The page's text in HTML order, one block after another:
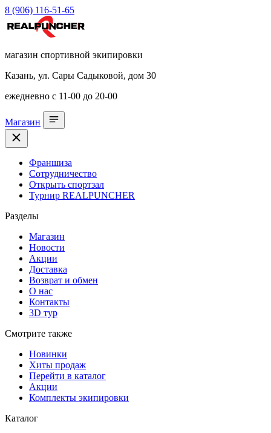
8 (906) 116-51-65
магазин спортивной экипировки
Казань, ул. Сары Садыковой, дом 30
ежедневно с 11-00 до 20-00
Магазин
Франшиза
Сотрудничество
Открыть спортзал
Турнир REALPUNCHER
Разделы
Магазин
Новости
Акции
Доставка
Возврат и обмен
О нас
Контакты
3D тур
Смотрите также
Новинки
Хиты продаж
Перейти в каталог
Акции
Комплекты экипировки
Каталог